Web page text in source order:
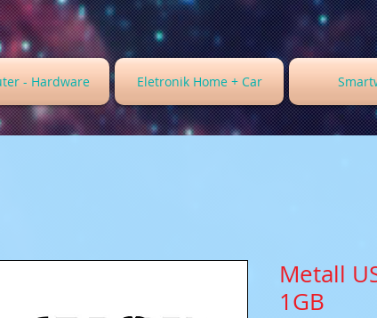
- Hardware Eletronik Home + Car
Metall
1GB